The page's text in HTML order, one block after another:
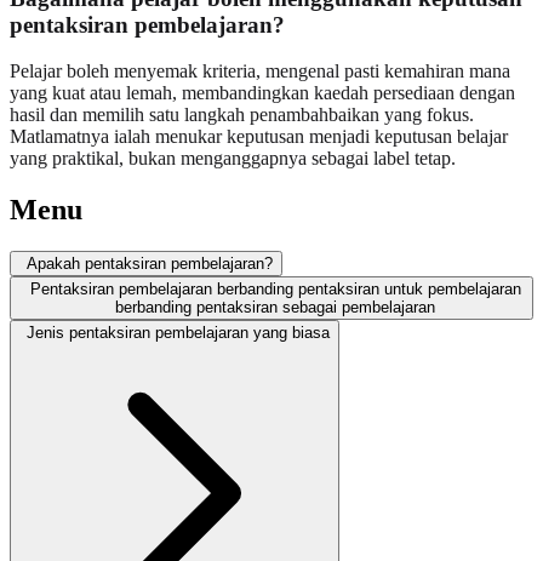
pentaksiran pembelajaran?
Pelajar boleh menyemak kriteria, mengenal pasti kemahiran mana
yang kuat atau lemah, membandingkan kaedah persediaan dengan
hasil dan memilih satu langkah penambahbaikan yang fokus.
Matlamatnya ialah menukar keputusan menjadi keputusan belajar
yang praktikal, bukan menganggapnya sebagai label tetap.
Menu
Apakah pentaksiran pembelajaran?
Pentaksiran pembelajaran berbanding pentaksiran untuk pembelajaran
berbanding pentaksiran sebagai pembelajaran
Jenis pentaksiran pembelajaran yang biasa